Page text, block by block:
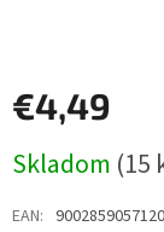
€4,49
cena:
Skladom (15
EAN: 9002859057120